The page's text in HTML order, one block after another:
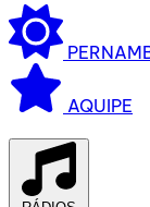
AQUIPE